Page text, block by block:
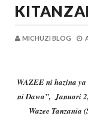
MICHUZI BLOG
WAZEE ni hazina
ni Dawa”, Januari
Wazee Tanzania